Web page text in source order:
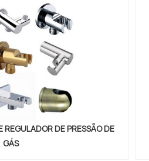
DE PRESSÃO DE
GÁS